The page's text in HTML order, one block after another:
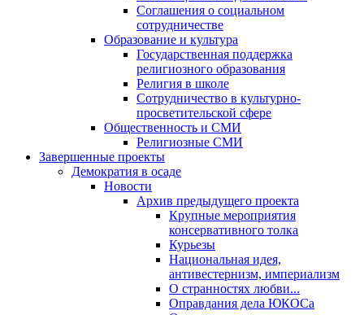
Соглашения о социальном
сотрудничестве
Образование и культура
Государственная поддержка
религиозного образования
Религия в школе
Сотрудничество в культурно-
просветительской сфере
Общественность и СМИ
Религиозные СМИ
Завершенные проекты
Демократия в осаде
Новости
Архив предыдущего проекта
Крупные мероприятия
консервативного толка
Курьезы
Национальная идея,
антивестернизм, империализм
О странностях любви...
Оправдания дела ЮКОСа